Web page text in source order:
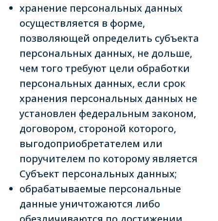
хранение персональных данных
осуществляется в форме,
позволяющей определить субъекта
персональных данных, не дольше,
чем того требуют цели обработки
персональных данных, если срок
хранения персональных данных не
установлен федеральным законом,
договором, стороной которого,
выгодоприобретателем или
поручителем по которому является
Субъект персональных данных;
обрабатываемые персональные
данные уничтожаются либо